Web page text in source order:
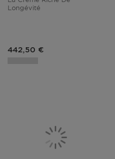
Longévité
Prix du produit
442,50 €